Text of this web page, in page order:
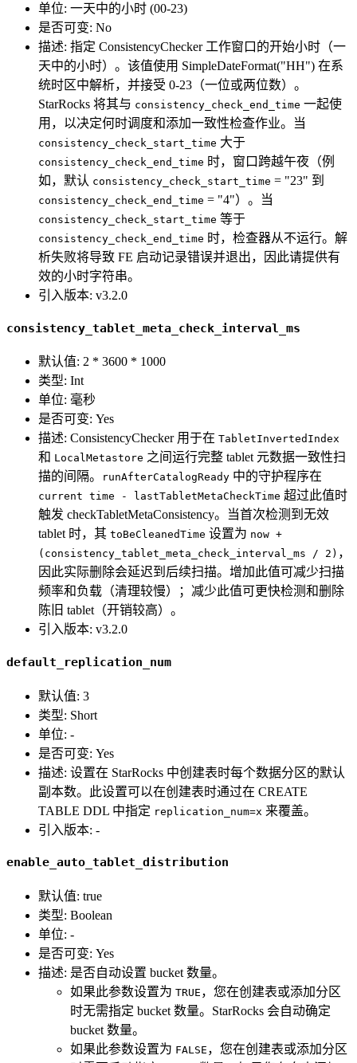
单位: 一天中的小时 (00-23)
是否可变: No
描述: 指定 ConsistencyChecker 工作窗口的开始小时（一
天中的小时）。该值使用 SimpleDateFormat("HH") 在系
统时区中解析，并接受 0-23（一位或两位数）。
StarRocks 将其与 consistency_check_end_time 一起使
用，以决定何时调度和添加一致性检查作业。当
consistency_check_start_time 大于
consistency_check_end_time 时，窗口跨越午夜（例
如，默认 consistency_check_start_time = "23" 到
consistency_check_end_time = "4"）。当
consistency_check_start_time 等于
consistency_check_end_time 时，检查器从不运行。解
析失败将导致 FE 启动记录错误并退出，因此请提供有
效的小时字符串。
引入版本: v3.2.0
consistency_tablet_meta_check_interval_ms
默认值: 2 * 3600 * 1000
类型: Int
单位: 毫秒
是否可变: Yes
描述: ConsistencyChecker 用于在 TabletInvertedIndex
和 LocalMetastore 之间运行完整 tablet 元数据一致性扫
描的间隔。
runAfterCatalogReady 中的守护程序在
current time - lastTabletMetaCheckTime 超过此值时
触发 checkTabletMetaConsistency。当首次检测到无效
tablet 时，其 toBeCleanedTime 设置为 now +
(consistency_tablet_meta_check_interval_ms / 2) ，
因此实际删除会延迟到后续扫描。增加此值可减少扫描
频率和负载（清理较慢）；减少此值可更快检测和删除
陈旧 tablet（开销较高）。
引入版本: v3.2.0
default_replication_num
默认值: 3
类型: Short
单位: -
是否可变: Yes
描述: 设置在 StarRocks 中创建表时每个数据分区的默认
副本数。此设置可以在创建表时通过在 CREATE
TABLE DDL 中指定 replication_num=x 来覆盖。
引入版本: -
enable_auto_tablet_distribution
默认值: true
类型: Boolean
单位: -
是否可变: Yes
描述: 是否自动设置 bucket 数量。
如果此参数设置为 TRUE ，您在创建表或添加分区
时无需指定 bucket 数量。StarRocks 会自动确定
bucket 数量。
如果此参数设置为 FALSE ，您在创建表或添加分区